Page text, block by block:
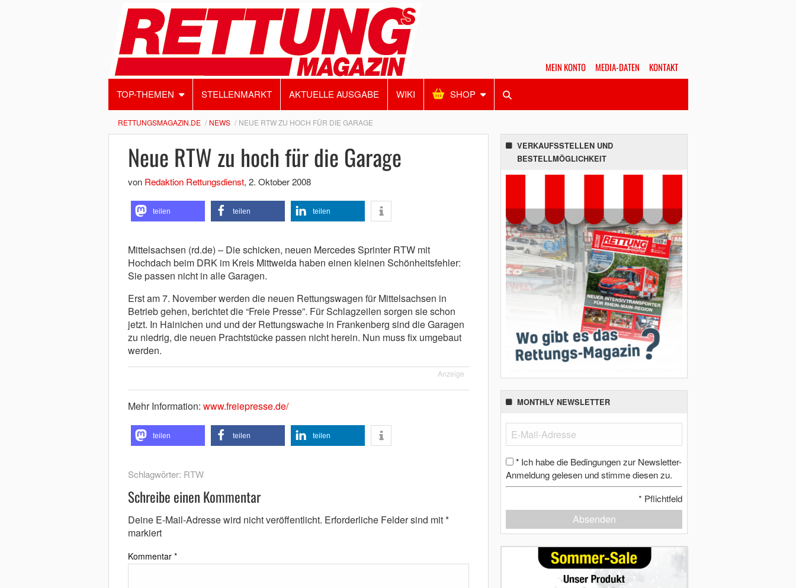
MEIN KONTO MEDIA-DATEN KONTAKT
TOP-THEMEN STELLENMARKT AKTUELLE AUSGABE WIKI SHOP
RETTUNGSMAGAZIN.DE NEWS NEUE RTW ZU HOCH FÜR DIE GARAGE
Neue RTW zu hoch für die Garage
von Redaktion Rettungsdienst, 2. Oktober 2008
teilen teilen teilen
Mittelsachsen (rd.de) – Die schicken, neuen Mercedes Sprinter RTW mit
Hochdach beim DRK im Kreis Mittweida haben einen kleinen Schönheitsfehler:
Sie passen nicht in alle Garagen.
Erst am 7. November werden die neuen Rettungswagen für Mittelsachsen in
Betrieb gehen, berichtet die “Freie Presse”. Für Schlagzeilen sorgen sie schon
jetzt. In Hainichen und und der Rettungswache in Frankenberg sind die Garagen
zu niedrig, die neuen Prachtstücke passen nicht herein. Nun muss fix umgebaut
werden.
Anzeige
Mehr Information: www.freiepresse.de/
teilen teilen teilen
Schlagwörter: RTW
Schreibe einen Kommentar
Deine E-Mail-Adresse wird nicht veröffentlicht. Erforderliche Felder sind mit*
markiert
Kommentar *
VERKAUFSSTELLEN UND
BESTELLMÖGLICHKEIT
MONTHLY NEWSLETTER
* Ich habe die Bedingungen zur Newsletter-
Anmeldung gelesen und stimme diesen zu.
* Pflichtfeld
Absenden